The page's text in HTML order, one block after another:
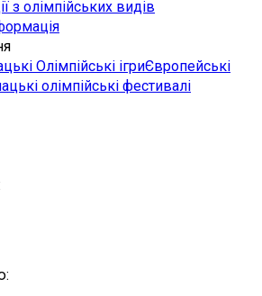
з олімпійських видів
Олімпійські ігриЄвропейські
олімпійські фестивалі
: